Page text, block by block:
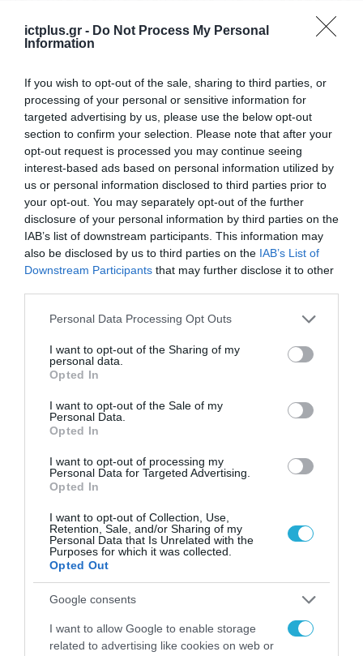
ictplus.gr - Do Not Process My Personal
Information
If you wish to opt-out of the sale, sharing to third parties, or
processing of your personal or sensitive information for
targeted advertising by us, please use the below opt-out
section to confirm your selection. Please note that after your
opt-out request is processed you may continue seeing
interest-based ads based on personal information utilized by
us or personal information disclosed to third parties prior to
your opt-out. You may separately opt-out of the further
disclosure of your personal information by third parties on the
IAB’s list of downstream participants. This information may
also be disclosed by us to third parties on the IAB’s List of
Downstream Participants that may further disclose it to other
Please note that this website/app uses one or more Google
not limited to your visit or usage behaviour. You may click to
grant or deny consent to Google and its third-party tags to
use your data for below specified purposes in below Google
consent section.
Personal Data Processing Opt Outs
I want to opt-out of the Sharing of my
personal data.
Opted In
I want to opt-out of the Sale of my
Personal Data.
Opted In
I want to opt-out of processing my
Personal Data for Targeted Advertising.
Opted In
I want to opt-out of Collection, Use,
Retention, Sale, and/or Sharing of my
Personal Data that Is Unrelated with the
Purposes for which it was collected.
Opted Out
Google consents
I want to allow Google to enable storage
related to advertising like cookies on web or
UEFA Champions League. Μια μεγάλη γιορτή,
την οποία δεν θα ξεχάσουμε ποτέ».
Το UEFA Champions League ολοκληρώθηκε
την 23η Αυγούστου με τον τελικό της
διοργάνωσης, στον οποίο συμμετείχαν η
Μπάγερν Μονάχου και η Παρί Σεν-Ζερμέν, με
την πρώτη να στέφεται πρωταθλήτρια
Ευρώπης για την σεζόν 2019/20.
Για να δεις μερικές από τις πιο ευφάνταστες
κοινοποιήσεις των φιλάθλων στα πλαίσια
του #PricelessWave challenge, μπορείς να
επισκεφθείς τη σελίδα Priceless.com, καθώς
και μέσα από το παρακάτω link:
https://vimeo.com/studiolaplage/review/45155
LEAGUE